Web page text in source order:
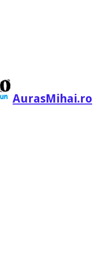
AurasMihai.ro